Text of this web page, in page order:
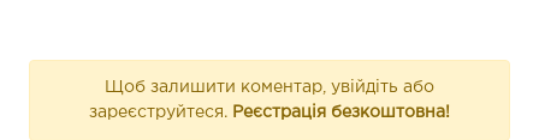
Щоб залишити коментар, увійдіть або
зареєструйтеся. Реєстрація безкоштовна!